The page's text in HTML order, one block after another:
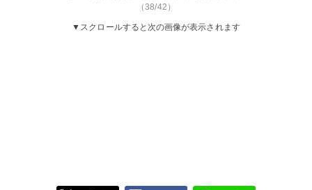
（38/42）
▼スクロールすると次の画像が表示されます